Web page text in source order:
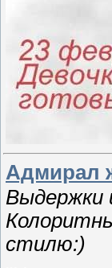
Адмирал
Выдержки
стилю:)